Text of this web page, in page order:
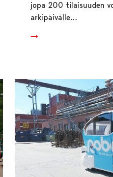
jopa 200 tilaisuuden
arkipäivälle…